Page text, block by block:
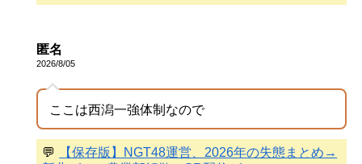
匿名
2026/8/05
ここは西潟一強体制なので
💬
【保存版】NGT48運営、2026年の失態まとめ→